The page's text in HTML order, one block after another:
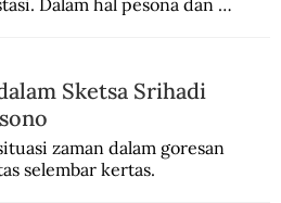
Dalam hal pesona dan
Sketsa Srihadi
zaman dalam goresan
selembar kertas.